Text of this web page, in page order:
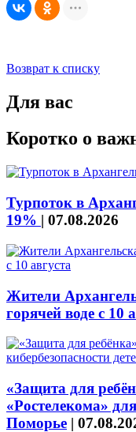
Возврат к списку
Для вас
Коротко о
Турпоток в
19% | 07.08.2026
Жители
горячей воде с 10
«Защита для
«Ростелекома»
Поморье |